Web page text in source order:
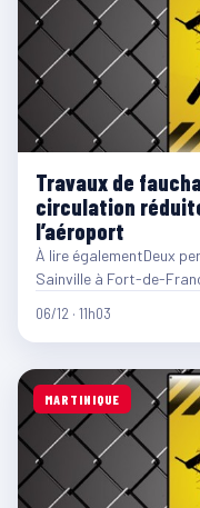
Travaux de
circulation
l’aéroport
À lire égalementDeux
Sainville à Fort-de-
06/12 · 11h03
MARTINIQUE